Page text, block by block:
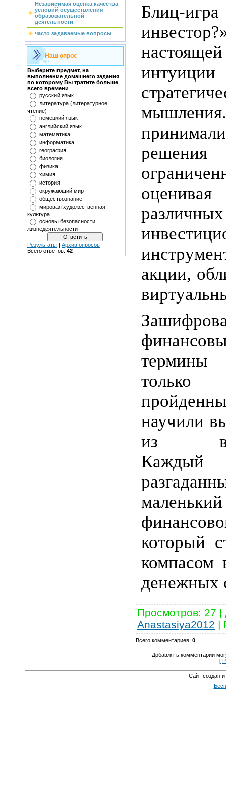
Независимая оценка качества
условий осуществления
образовательной
деятельности
часто задаваемые вопросы
Наш опрос
Выберите предмет, на
выполнение домашнего задания
по которому Вы тратите больше
всего времени
русский язык
литература (литературное
чтение)
немецкий язык
английский язык
математика
информатика
география
биология
физика
химия
история
окружающий мир
обществознание
мировая художественная
культура
основы безопасности
жизнедеятельности
Результаты | Архив опросов
Всего ответов: 42
Блиц-
различных
акции,
термины
научили
из
который
компасом
денежных
Просмотров: 27 |
Anastasiya2012 |
Всего комментариев: 0
Добавлять комментарии
[
Сайт создан